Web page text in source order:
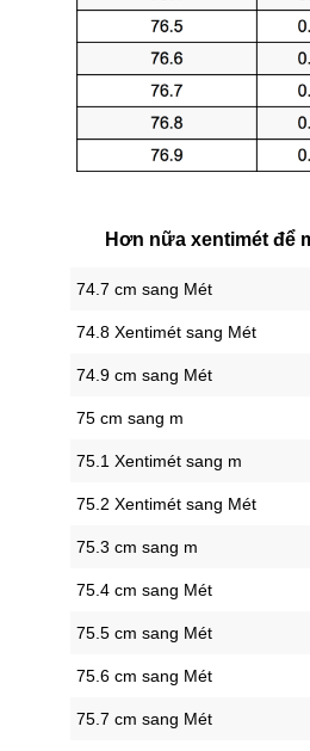
Hơn nữa xentimét để
74.7 cm sang Mét
74.8 Xentimét sang Mét
74.9 cm sang Mét
75 cm sang m
75.1 Xentimét sang m
75.2 Xentimét sang Mét
75.3 cm sang m
75.4 cm sang Mét
75.5 cm sang Mét
75.6 cm sang Mét
75.7 cm sang Mét